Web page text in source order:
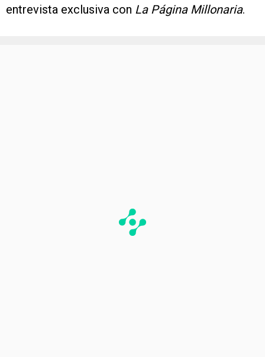
entrevista exclusiva con La Página Millonaria.